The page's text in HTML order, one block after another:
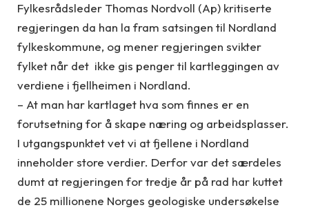
Fylkesrådsleder Thomas Nordvoll (Ap) kritiserte
regjeringen da han la fram satsingen til Nordland
fylkeskommune, og mener regjeringen svikter
fylket når det ikke gis penger til kartleggingen av
verdiene i fjellheimen i Nordland.
– At man har kartlaget hva som finnes er en
forutsetning for å skape næring og arbeidsplasser.
I utgangspunktet vet vi at fjellene i Nordland
inneholder store verdier. Derfor var det særdeles
dumt at regjeringen for tredje år på rad har kuttet
de 25 millionene Norges geologiske undersøkelse